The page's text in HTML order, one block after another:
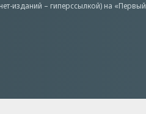
изданий – гиперссылкой) на «Первый